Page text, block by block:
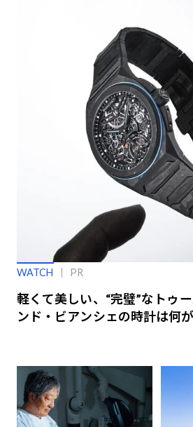
WATCH PR
軽くて美しい、“完璧”なトゥ
ンド・ビアンシェの時計は何